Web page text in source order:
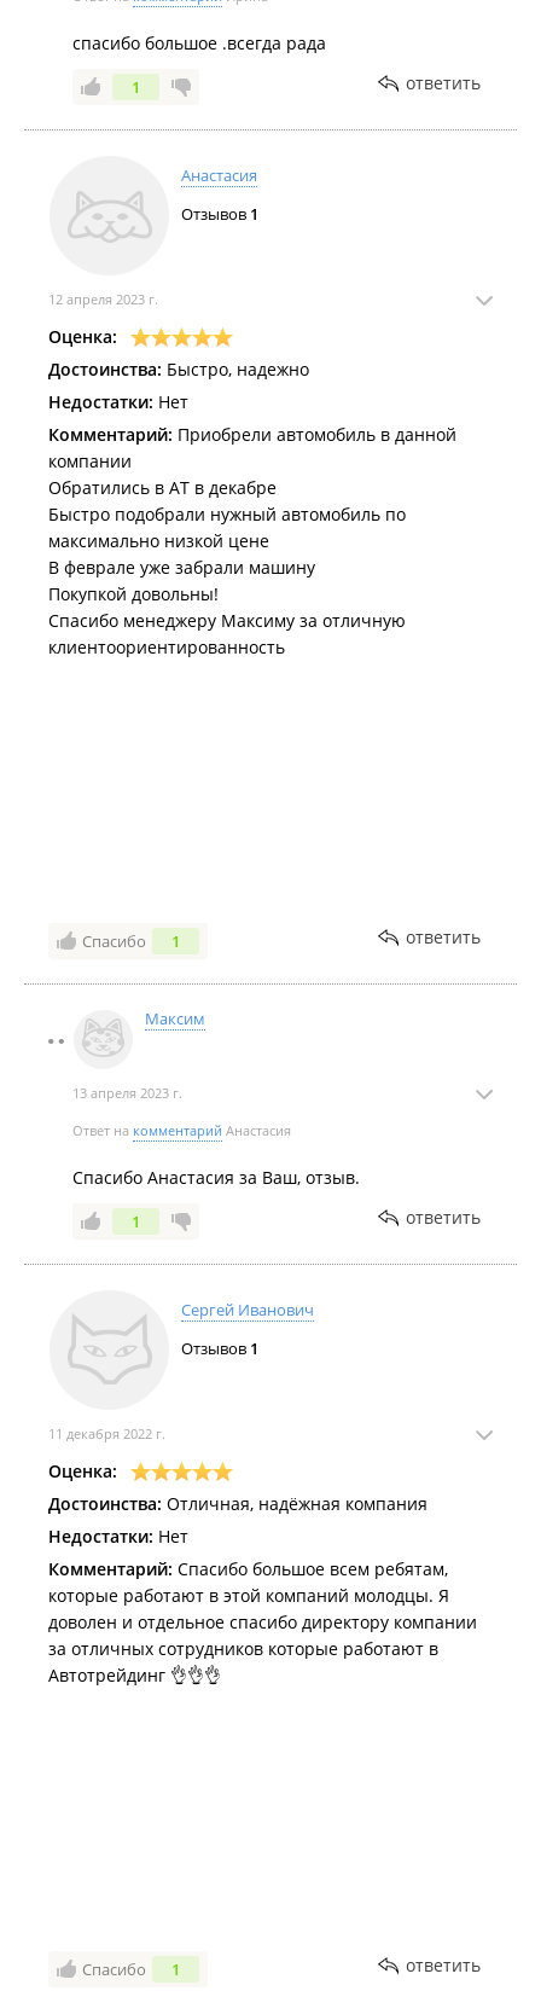
спасибо большое .всегда рада
1 ответить
Анастасия
Отзывов 1
12 апреля 2023 г.
Оценка:
Достоинства: Быстро, надежно
Недостатки: Нет
Комментарий: Приобрели автомобиль в данной
компании
Обратились в АТ в декабре
Быстро подобрали нужный автомобиль по
максимально низкой цене
В феврале уже забрали машину
Покупкой довольны!
Спасибо менеджеру Максиму за отличную
клиентоориентированность
Спасибо 1 ответить
Максим
13 апреля 2023 г.
Ответ на комментарий Анастасия
Спасибо Анастасия за Ваш, отзыв.
1 ответить
Сергей Иванович
Отзывов 1
11 декабря 2022 г.
Оценка:
Достоинства: Отличная, надёжная компания
Недостатки: Нет
Комментарий: Спасибо большое всем ребятам,
которые работают в этой компаний молодцы. Я
доволен и отдельное спасибо директору компании
за отличных сотрудников которые работают в
Автотрейдинг 👌👌👌
Спасибо 1 ответить